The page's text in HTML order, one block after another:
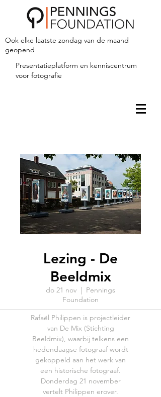
Ook elke laatste zondag van de maand
geopend
Presentatieplatform en kenniscentrum
voor fotografie
Lezing - De
Beeldmix
do 21 nov
  |
Pennings
Foundation
Rafaël Philippen is projectleider
van De Mix (Stichting
Beeldmix), waarbij telkens een
hedendaagse fotograaf wordt
gekoppeld aan het werk van
een historische fotograaf.
Donderdag 21 november
vertelt Philippen erover.